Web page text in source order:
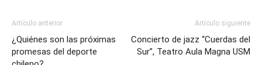
Artículo anterior
¿Quiénes son las próximas
promesas del deporte
Artículo siguiente
Concierto de jazz “Cuerdas del
Sur”, Teatro Aula Magna USM